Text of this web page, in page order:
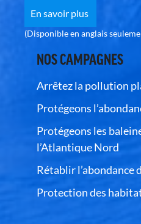
En savoir plus
(Disponible en anglais
NOS CAMPAGNES
Arrêtez la pollution
Protégeons
Protégeons les
l’Atlantique Nord
Rétablir l’abondance
Protection des